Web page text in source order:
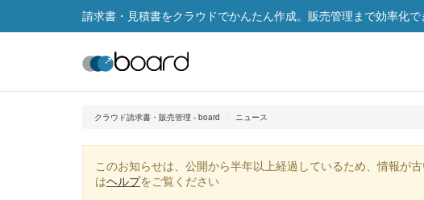
請求書・見積書をクラウドでかんたん作成。販売管理まで効率化で
クラウド請求書・販売管理 - board ニュース
このお知らせは、公開から半年以上経過しているため、情報が
はヘルプをご覧ください